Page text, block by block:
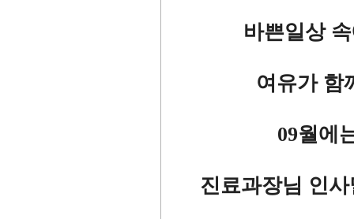
바쁜일상
여유가 함
09월에
진료과장님 인